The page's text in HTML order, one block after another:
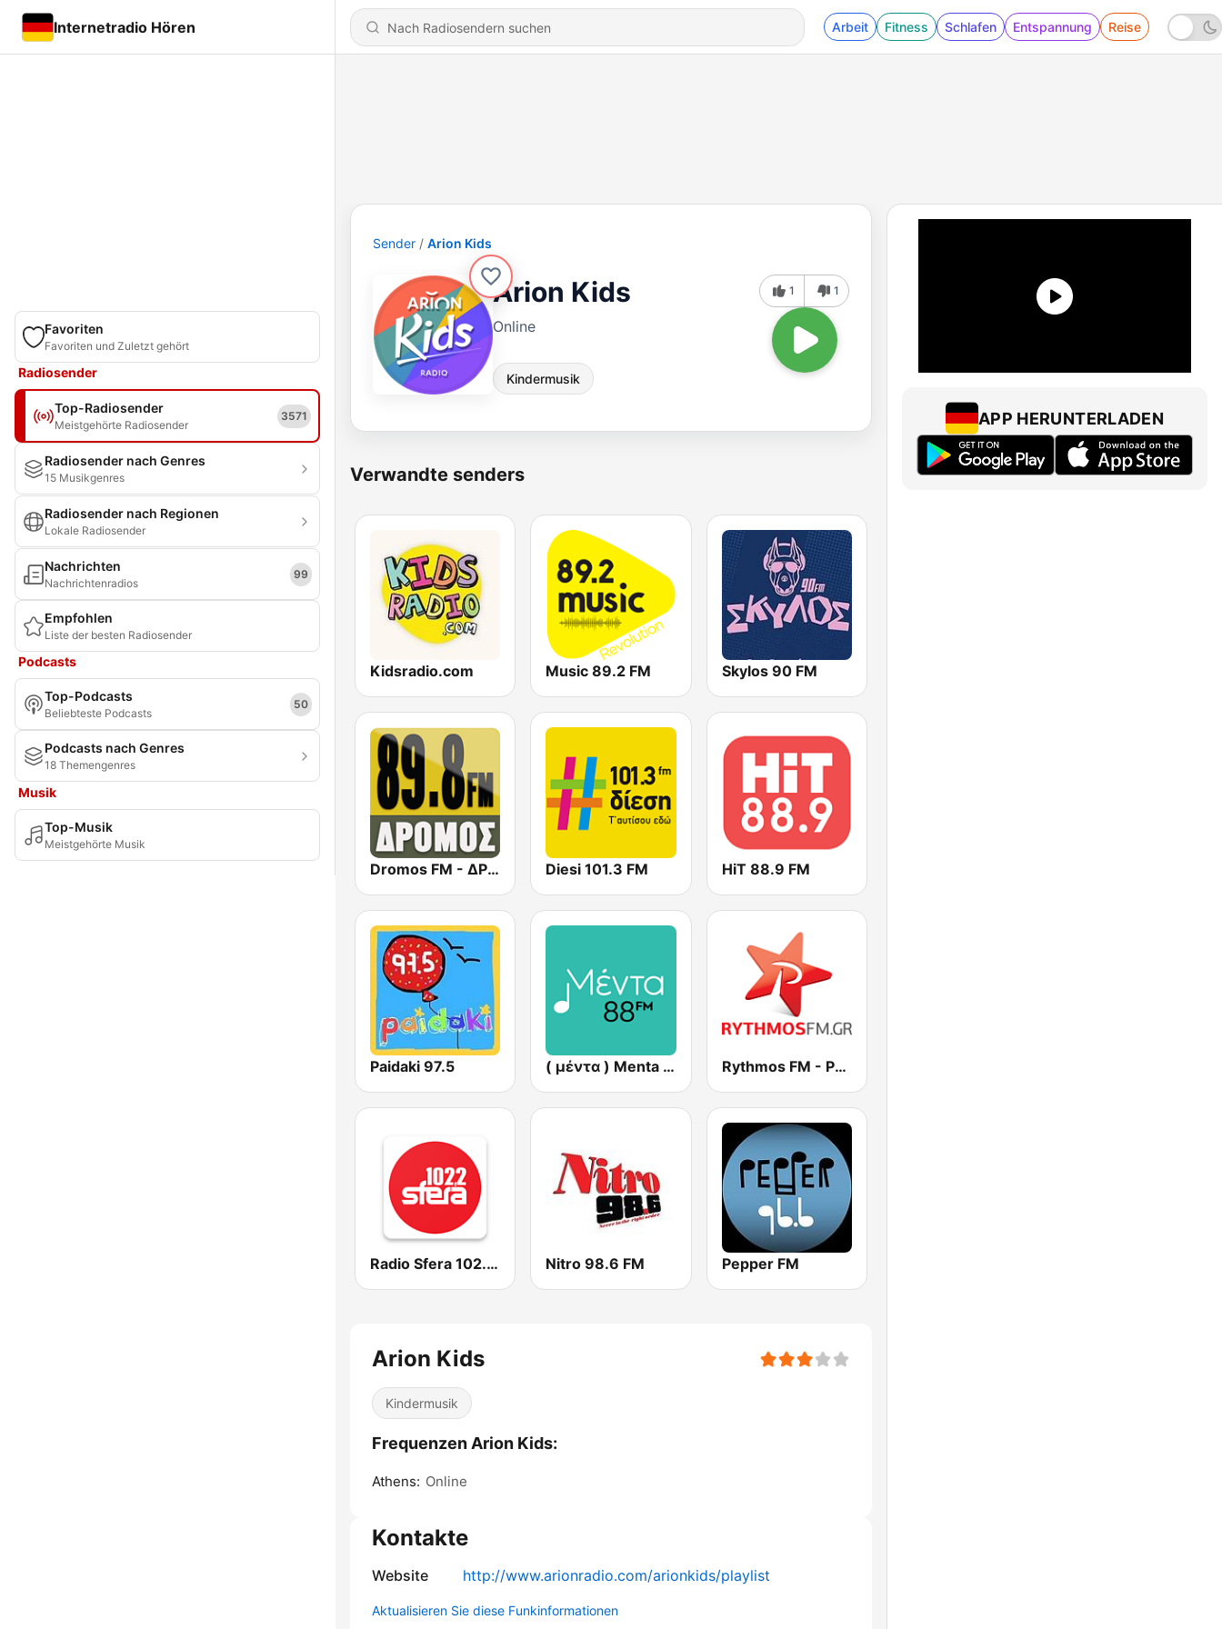
Internetradio Hören Arbeit Fitness Schlafen Entspannung Reise
Favoriten
Favoriten und Zuletzt gehört
Radiosender
Top-Radiosender
Meistgehörte Radiosender
3571
Radiosender nach Genres
15 Musikgenres
Radiosender nach Regionen
Lokale Radiosender
Nachrichten
Nachrichtenradios
99
Empfohlen
Liste der besten Radiosender
Podcasts
Top-Podcasts
Beliebteste Podcasts
50
Podcasts nach Genres
18 Themengenres
Musik
Top-Musik
Meistgehörte Musik
Sender Arion Kids
Arion Kids
Online
Kindermusik
1 1
Verwandte senders
Kidsradio.com Music 89.2 FM Skylos 90 FM
Dromos FM - ΔΡΟΜΟΣ 89.8 Diesi 101.3 FM HiT 88.9 FM
Paidaki 97.5 ( μέντα ) Menta 88 FM Rythmos FM - Ρυθμος 94.9
Radio Sfera 102.2 FM Nitro 98.6 FM Pepper FM
Arion Kids
Kindermusik
Frequenzen Arion Kids:
Athens: Online
Kontakte
Website http://www.arionradio.com/arionkids/playlist
Aktualisieren Sie diese Funkinformationen
APP HERUNTERLADEN